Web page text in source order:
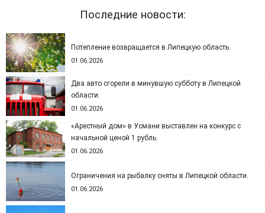
Последние новости:
Потепление возвращается в Липецкую область.
01.06.2026
Два авто сгорели в минувшую субботу в Липецкой
области.
01.06.2026
«Арестный дом» в Усмани выставлен на конкурс с
начальной ценой 1 рубль.
01.06.2026
Ограничения на рыбалку сняты в Липецкой области.
01.06.2026